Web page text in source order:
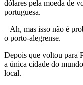
dólares pela moeda de
portuguesa.
– Ah, mas isso não é
o porto-alegrense.
Depois que voltou para
a única cidade do
local.